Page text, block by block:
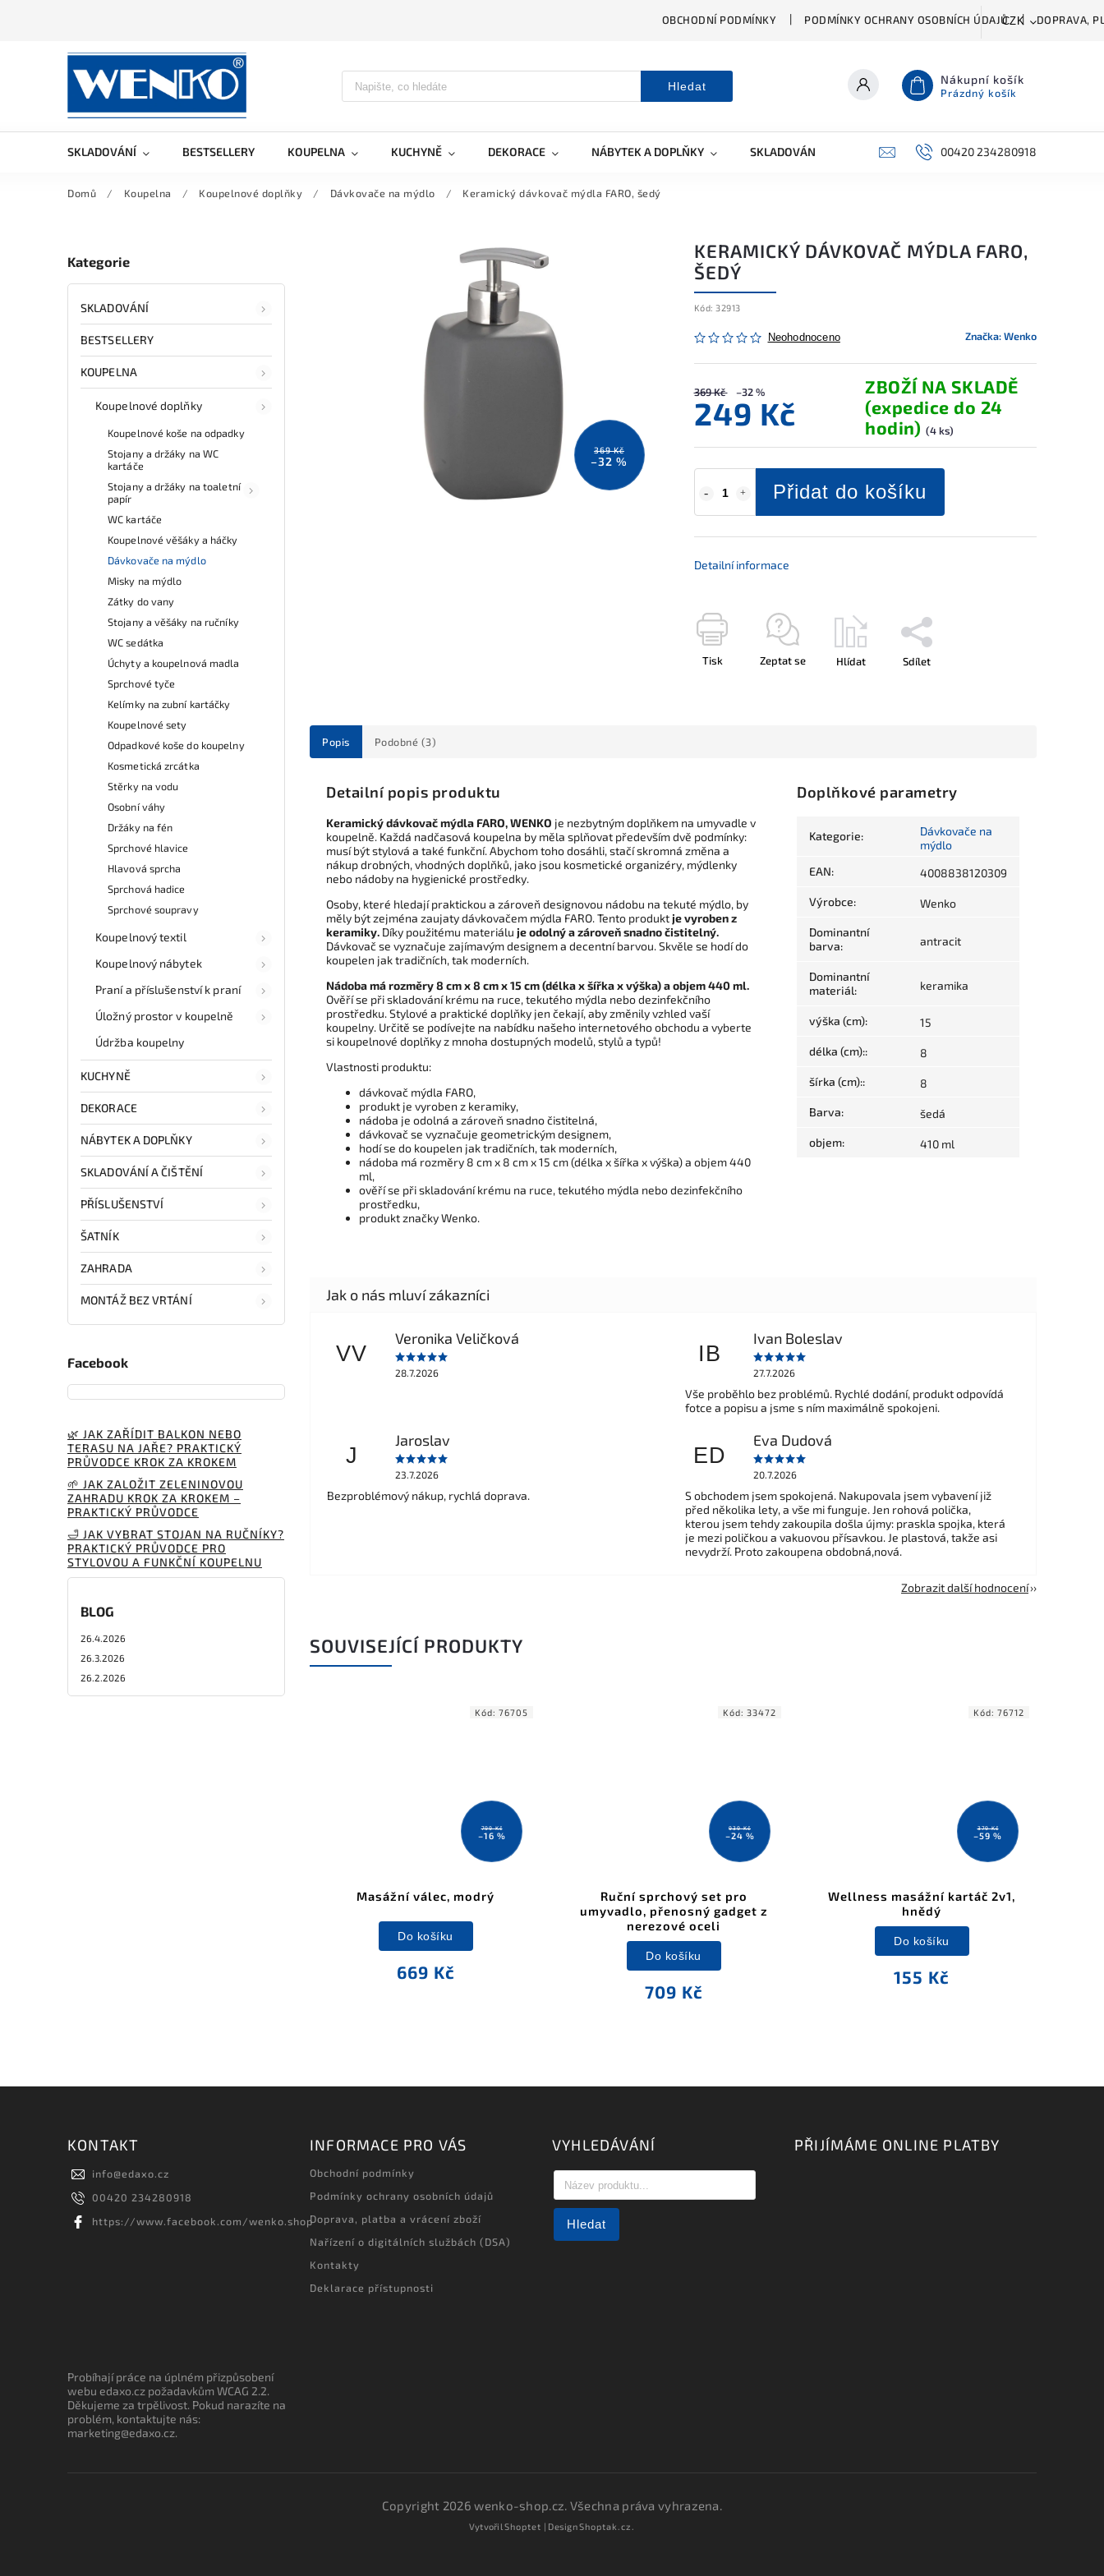
OBCHODNÍ PODMÍNKY PODMÍNKY OCHRANY OSOBNÍCH ÚDAJŮ DOPRAVA,
CZK
Hledat Nákupní košík
Prázdný košík
SKLADOVÁNÍ BESTSELLERY KOUPELNA KUCHYNĚ DEKORACE NÁBYTEK A DOPLŇKY SKLADOVÁNÍ A ČIŠTĚNÍ PŘÍSLUŠENSTVÍ
00420 234280918
Domů / Koupelna / Koupelnové doplňky / Dávkovače na mýdlo / Keramický dávkovač mýdla FARO, šedý
Kategorie
SKLADOVÁNÍ
BESTSELLERY
KOUPELNA
Koupelnové doplňky
Koupelnové koše na odpadky
Stojany a držáky na WC
kartáče
Stojany a držáky na toaletní
papír
WC kartáče
Koupelnové věšáky a háčky
Dávkovače na mýdlo
Misky na mýdlo
Zátky do vany
Stojany a věšáky na ručníky
WC sedátka
Úchyty a koupelnová madla
Sprchové tyče
Kelímky na zubní kartáčky
Koupelnové sety
Odpadkové koše do koupelny
Kosmetická zrcátka
Stěrky na vodu
Osobní váhy
Držáky na fén
Sprchové hlavice
Hlavová sprcha
Sprchová hadice
Sprchové soupravy
Koupelnový textil
Koupelnový nábytek
Praní a příslušenství k praní
Úložný prostor v koupelně
Údržba koupelny
KUCHYNĚ
DEKORACE
NÁBYTEK A DOPLŇKY
SKLADOVÁNÍ A ČIŠTĚNÍ
PŘÍSLUŠENSTVÍ
ŠATNÍK
ZAHRADA
MONTÁŽ BEZ VRTÁNÍ
Facebook
🌿 JAK ZAŘÍDIT BALKON NEBO
TERASU NA JAŘE? PRAKTICKÝ
PRŮVODCE KROK ZA KROKEM
🌱 JAK ZALOŽIT ZELENINOVOU
ZAHRADU KROK ZA KROKEM –
PRAKTICKÝ PRŮVODCE
🛁 JAK VYBRAT STOJAN NA RUČNÍKY?
PRAKTICKÝ PRŮVODCE PRO
STYLOVOU A FUNKČNÍ KOUPELNU
BLOG
26.4.2026
26.3.2026
26.2.2026
369 Kč
–32 %
KERAMICKÝ DÁVKOVAČ MÝDLA FARO,
ŠEDÝ
Kód: 32913
Neohodnoceno Značka:Wenko
369 Kč –32 %
249 Kč
ZBOŽÍ NA SKLADĚ
(expedice do 24
hodin) (4 ks)
Přidat do košíku
Detailní informace
Tisk Zeptat se Hlídat Sdílet
Popis Podobné (3)
Detailní popis produktu
Keramický dávkovač mýdla FARO, WENKO je nezbytným doplňkem na umyvadle v
koupelně. Každá nadčasová koupelna by měla splňovat především dvě podmínky:
musí být stylová a také funkční. Abychom toho dosáhli, stačí skromná změna a
nákup drobných, vhodných doplňků, jako jsou kosmetické organizéry, mýdlenky
nebo nádoby na hygienické prostředky.
Osoby, které hledají praktickou a zároveň designovou nádobu na tekuté mýdlo, by
měly být zejména zaujaty dávkovačem mýdla FARO. Tento produkt je vyroben z
keramiky. Díky použitému materiálu je odolný a zároveň snadno čistitelný.
Dávkovač se vyznačuje zajímavým designem a decentní barvou. Skvěle se hodí do
koupelen jak tradičních, tak moderních.
Nádoba má rozměry 8 cm x 8 cm x 15 cm (délka x šířka x výška) a objem 440 ml.
Ověří se při skladování krému na ruce, tekutého mýdla nebo dezinfekčního
prostředku. Stylové a praktické doplňky jen čekají, aby změnily vzhled vaší
koupelny. Určitě se podívejte na nabídku našeho internetového obchodu a vyberte
si koupelnové doplňky z mnoha dostupných modelů, stylů a typů!
Vlastnosti produktu:
dávkovač mýdla FARO,
produkt je vyroben z keramiky,
nádoba je odolná a zároveň snadno čistitelná,
dávkovač se vyznačuje geometrickým designem,
hodí se do koupelen jak tradičních, tak moderních,
nádoba má rozměry 8 cm x 8 cm x 15 cm (délka x šířka x výška) a objem 440
ml,
ověří se při skladování krému na ruce, tekutého mýdla nebo dezinfekčního
prostředku,
produkt značky Wenko.
Doplňkové parametry
Kategorie:
Dávkovače na
mýdlo
EAN: 4008838120309
Výrobce: Wenko
Dominantní
barva: antracit
Dominantní
materiál: keramika
výška (cm): 15
délka (cm):: 8
šírka (cm):: 8
Barva: šedá
objem: 410 ml
VV
Veronika Veličková
28.7.2026
IB
Ivan Boleslav
27.7.2026
Vše proběhlo bez problémů. Rychlé dodání, produkt odpovídá
fotce a popisu a jsme s ním maximálně spokojeni.
J
Jaroslav
23.7.2026
Bezproblémový nákup, rychlá doprava.
ED
Eva Dudová
20.7.2026
S obchodem jsem spokojená. Nakupovala jsem vybavení již
před několika lety, a vše mi funguje. Jen rohová polička,
kterou jsem tehdy zakoupila došla újmy: praskla spojka, která
je mezi poličkou a vakuovou přísavkou. Je plastová, takže asi
nevydrží. Proto zakoupena obdobná,nová.
Zobrazit další hodnocení
SOUVISEJÍCÍ PRODUKTY
799 Kč
–16 %
Masážní válec, modrý
669 Kč
Do košíku
Kód: 76705
939 Kč
–24 %
Ruční sprchový set pro
umyvadlo, přenosný gadget z
nerezové oceli
709 Kč
Do košíku
Kód: 33472
379 Kč
–59 %
Wellness masážní kartáč 2v1,
hnědý
155 Kč
Do košíku
Kód: 76712
KONTAKT
info@edaxo.cz
00420 234280918
https://www.facebook.com/wenko.shop
INFORMACE PRO VÁS
Obchodní podmínky
Podmínky ochrany osobních údajů
Doprava, platba a vrácení zboží
Nařízení o digitálních službách (DSA)
Kontakty
Deklarace přístupnosti
VYHLEDÁVÁNÍ
Hledat
PŘIJÍMÁME ONLINE PLATBY
Probíhají práce na úplném přizpůsobení
webu edaxo.cz požadavkům WCAG 2.2.
Děkujeme za trpělivost. Pokud narazíte na
problém, kontaktujte nás:
marketing@edaxo.cz.
Copyright 2026wenko-shop.cz. Všechna práva vyhrazena.
VytvořilShoptet | DesignShoptak.cz.